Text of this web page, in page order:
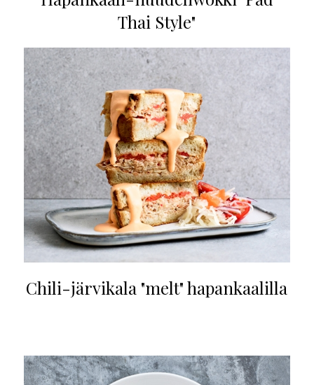
Thai Style"
Chili-järvikala "melt" hapankaalilla